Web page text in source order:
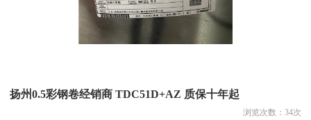
扬州0.5彩钢卷经销商 TDC51D+AZ 质保十年起
浏览次数： 34次